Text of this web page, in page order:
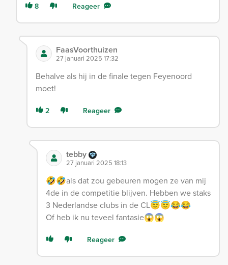
8 Reageer
FaasVoorthuizen
27 januari 2025 17:32
Behalve als hij in de finale tegen Feyenoord
moet!
2 Reageer
tebby
27 januari 2025 18:13
🤣🤣als dat zou gebeuren mogen ze van mij
4de in de competitie blijven. Hebben we staks
3 Nederlandse clubs in de CL😇😇😂😂
Of heb ik nu teveel fantasie😱😱
Reageer